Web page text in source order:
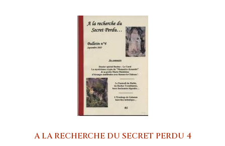
A LA RECHERCHE DU SECRET PERDU 4